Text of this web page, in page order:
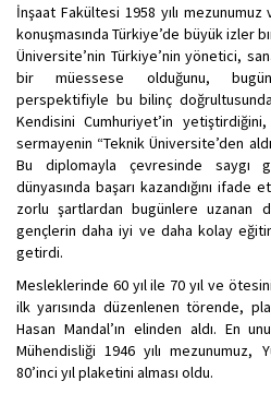
İnşaat Fakültesi 1958 yılı mezunumuz
konuşmasında Türkiye’de büyük izler
Üniversite’nin Türkiye’nin yönetici,
bir müessese olduğunu,
perspektifiyle bu bilinç
Kendisini Cumhuriyet’in
sermayenin “Teknik Üniversite’den
Bu diplomayla çevresinde saygı
dünyasında başarı kazandığını ifade
zorlu şartlardan bugünlere uzanan
gençlerin daha iyi ve daha kolay
getirdi.
Mesleklerinde 60 yıl ile 70 yıl ve
ilk yarısında düzenlenen törende,
Hasan Mandal’ın elinden aldı. En
Mühendisliği 1946 yılı mezunumuz,
80’inci yıl plaketini alması oldu.